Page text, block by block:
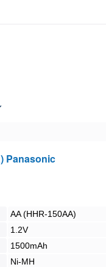
Panasonic
AA (HHR-150AA)
1.2V
1500mAh
Ni-MH